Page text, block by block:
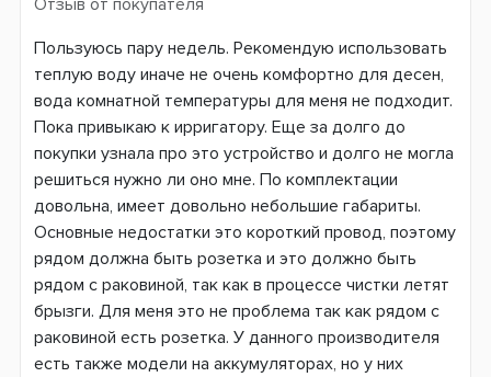
Пользуюсь пару недель. Рекомендую использовать
теплую воду иначе не очень комфортно для десен,
вода комнатной температуры для меня не подходит.
Пока привыкаю к ирригатору. Еще за долго до
покупки узнала про это устройство и долго не могла
решиться нужно ли оно мне. По комплектации
довольна, имеет довольно небольшие габариты.
Основные недостатки это короткий провод, поэтому
рядом должна быть розетка и это должно быть
рядом с раковиной, так как в процессе чистки летят
брызги. Для меня это не проблема так как рядом с
раковиной есть розетка. У данного производителя
есть также модели на аккумуляторах, но у них